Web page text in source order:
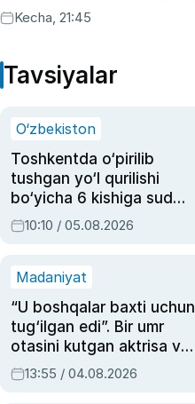
Kecha, 21:45
Tavsiyalar
O‘zbekiston
Toshkentda o‘pirilib
tushgan yo‘l qurilishi
bo‘yicha 6 kishiga sud
hukmi o‘qildi
10:10 / 05.08.2026
Madaniyat
“U boshqalar baxti uchun
tug‘ilgan edi”. Bir umr
otasini kutgan aktrisa va
dublyaj ustasi Rimma
Ahmedovaning
13:55 / 04.08.2026